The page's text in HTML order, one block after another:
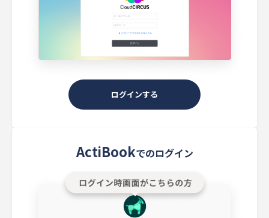
ログインする
ActiBookでのログイン